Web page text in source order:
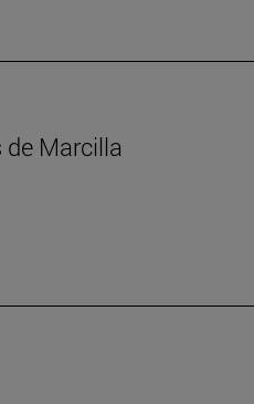
Marcilla